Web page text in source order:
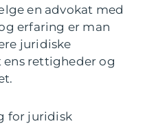
en advokat med
erfaring er man
juridiske
rettigheder og
for juridisk